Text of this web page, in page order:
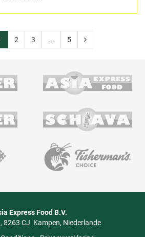
2 3 ... 5
Express Food B.V.
8263 CJ Kampen Niederlande